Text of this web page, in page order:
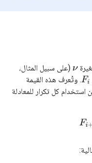
ν (على سبيل المثال،
Fi . وتُعرف هذه القيمة
استخدام كل تكرار للمعادلة